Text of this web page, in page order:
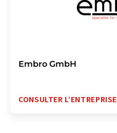
Embro GmbH
CONSULTER L’ENTREPRISE